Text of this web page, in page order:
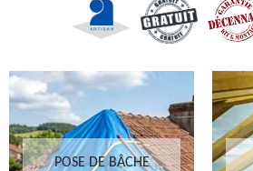
POSE DE BÂCHE